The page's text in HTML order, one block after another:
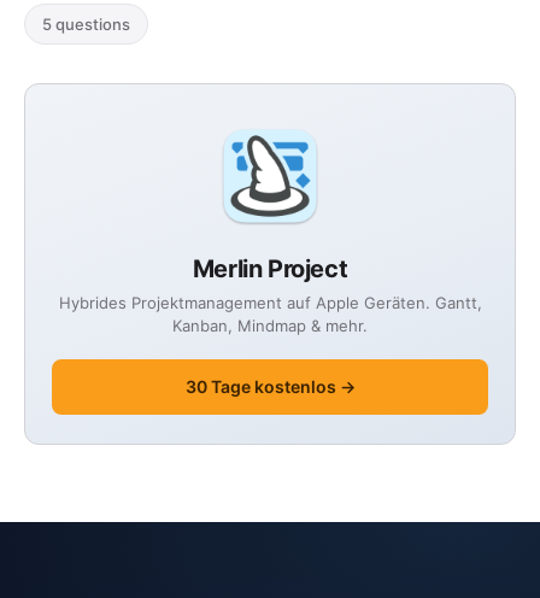
Merlin Project
Hybrides Projektmanagement auf Apple Geräten. Gantt,
Kanban, Mindmap & mehr.
30 Tage kostenlos →
5 questions